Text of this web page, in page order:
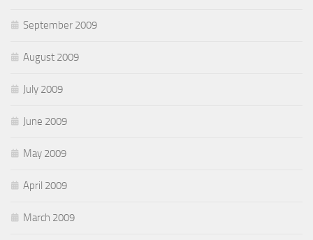
September 2009
August 2009
July 2009
June 2009
May 2009
April 2009
March 2009